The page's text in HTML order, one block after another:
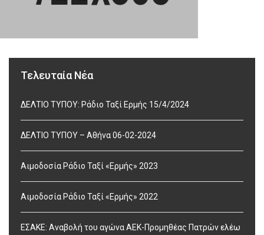
Τελευταία Νέα
ΔΕΛΤΙΟ ΤΥΠΟΥ: Ράδιο Ταξί Ερμής 15/4/2024
ΔΕΛΤΙΟ ΤΥΠΟΥ – Αθήνα 06-02-2024
Αιμοδοσία Ράδιο Ταξί «Ερμής» 2023
Αιμοδοσία Ράδιο Ταξί «Ερμής» 2022
ΕΣΑΚΕ: Αναβολή του αγώνα ΑΕΚ-Προμηθέας Πατρών ελέω